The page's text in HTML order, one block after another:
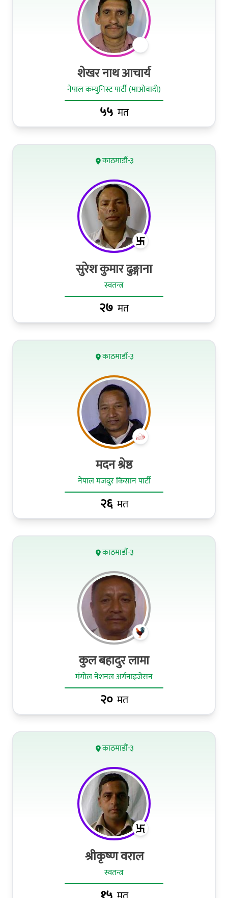
शेखर नाथ आचार्य
नेपाल कम्युनिस्ट पार्टी (माओवादी)
५५ मत
काठमाडौं-३
सुरेश कुमार ढुङ्गाना
स्वतन्त्र
२७ मत
काठमाडौं-३
मदन श्रेष्ठ
नेपाल मजदुर किसान पार्टी
२६ मत
काठमाडौं-३
कुल बहादुर लामा
मंगोल नेशनल अर्गनाइजेसन
२० मत
काठमाडौं-३
श्रीकृष्‍ण वराल
स्वतन्त्र